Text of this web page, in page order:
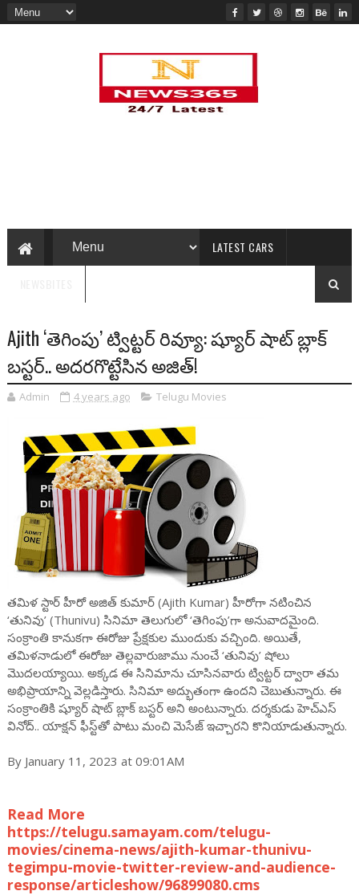
LATEST CARS
Ajith ‘తెగింపు’ ట్విట్టర్ రివ్యూ: ష్యూర్ షాట్ బ్లాక్
బస్టర్.. అదరగొట్టేసిన అజిత్!
Admin 4 years ago Telugu Movies
తమిళ స్టార్ హీరో అజిత్ కుమార్ (Ajith Kumar) హీరోగా నటించిన
‘తునివు’ (Thunivu) సినిమా తెలుగులో ‘తెగింపు’గా అనువాదమైంది.
సంక్రాంతి కానుకగా ఈరోజు ప్రేక్షకుల ముందుకు వచ్చింది. అయితే,
తమిళనాడులో ఈరోజు తెల్లవారుజాము నుంచే ‘తునివు’ షోలు
మొదలయ్యాయి. అక్కడ ఈ సినిమాను చూసినవారు ట్విట్టర్ ద్వారా తమ
అభిప్రాయాన్ని వెల్లడిస్తారు. సినిమా అద్భుతంగా ఉందని చెబుతున్నారు. ఈ
సంక్రాంతికి ష్యూర్ షాట్ బ్లాక్ బస్టర్ అని అంటున్నారు. దర్శకుడు హెచ్ఎస్
వినోద్.. యాక్షన్ ఫీస్ట్‌తో పాటు మంచి మెసేజ్ ఇచ్చారని కొనియాడుతున్నారు.
By January 11, 2023 at 09:01AM
Read More
https://telugu.samayam.com/telugu-
movies/cinema-news/ajith-kumar-thunivu-
tegimpu-movie-twitter-review-and-audience-
response/articleshow/96899080.cms